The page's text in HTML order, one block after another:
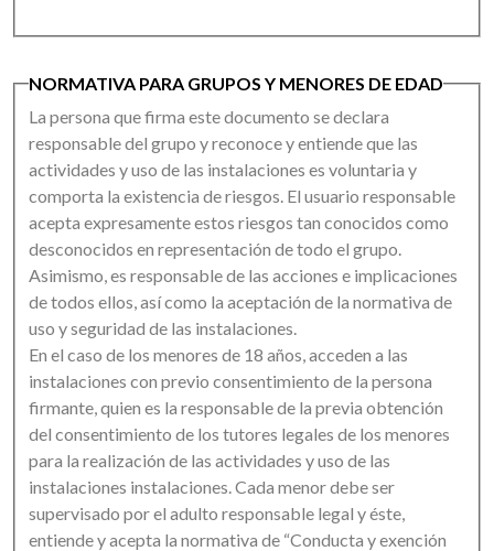
propres en cas de salissure.
les espaces indiqués.
- Mico Aventura n'est pas responsable du vol d'effets
personnels dans l'enceinte de l'établissement.
Lignes directrices et conseils pour les activités
d'aventure
Tout visiteur qui entreprend une activité doit prendre
connaissance du règlement d'utilisation et le confirmer
par écrit. Dans le cas de mineurs, une personne majeure
doit signer la confirmation. Les groupes scolaires, les
camps et les colonies de vacances doivent être encadrés
par leurs enseignants ou moniteurs respectifs, ainsi que
par les moniteurs spécialisés du parc.
Les participants doivent être physiquement et
mentalement capables de suivre les instructions et de ne
NORMATIVA PARA GRUPOS Y MENORES DE EDAD
La persona que firma este documento se declara
responsable del grupo y reconoce y entiende que las
actividades y uso de las instalaciones es voluntaria y
comporta la existencia de riesgos. El usuario responsable
acepta expresamente estos riesgos tan conocidos como
desconocidos en representación de todo el grupo.
Asimismo, es responsable de las acciones e implicaciones
de todos ellos, así como la aceptación de la normativa de
uso y seguridad de las instalaciones.
En el caso de los menores de 18 años, acceden a las
instalaciones con previo consentimiento de la persona
firmante, quien es la responsable de la previa obtención
del consentimiento de los tutores legales de los menores
para la realización de las actividades y uso de las
instalaciones instalaciones. Cada menor debe ser
supervisado por el adulto responsable legal y éste,
entiende y acepta la normativa de “Conducta y exención